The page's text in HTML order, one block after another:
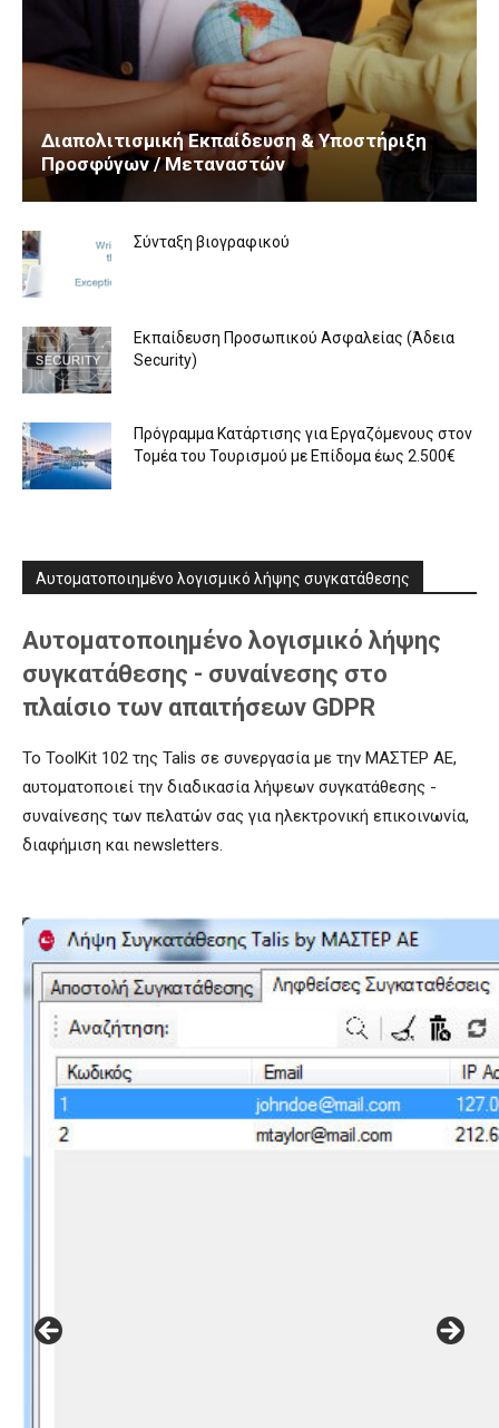
Διαπολιτισμική Εκπαίδευση & Υποστήριξη
Προσφύγων / Μεταναστών
Σύνταξη βιογραφικού
Εκπαίδευση Προσωπικού Ασφαλείας (Άδεια
Security)
Πρόγραμμα Κατάρτισης για Εργαζόμενους στον
Τομέα του Τουρισμού με Επίδομα έως 2.500€
Αυτοματοποιημένο λογισμικό λήψης συγκατάθεσης
Αυτοματοποιημένο λογισμικό λήψης
συγκατάθεσης - συναίνεσης στο
πλαίσιο των απαιτήσεων GDPR
Το ToolKit 102 της Talis σε συνεργασία με την ΜΑΣΤΕΡ ΑΕ,
αυτοματοποιεί την διαδικασία λήψεων συγκατάθεσης -
συναίνεσης των πελατών σας για ηλεκτρονική επικοινωνία,
διαφήμιση και newsletters.